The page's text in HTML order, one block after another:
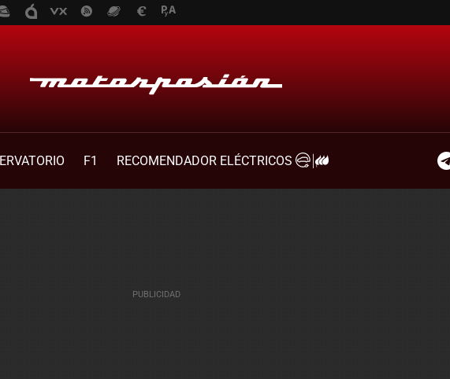
F1
RECOMENDADOR ELÉCTRICOS